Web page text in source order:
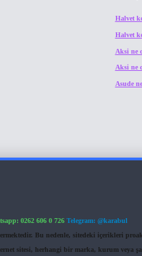
Halvet
Halvet
Aksi ne
Aksi ne
Asude
0262 606 0 726 Telegram: @karabul
Bu nedenle, sitedeki içerikleri
sitesi, herhangi bir marka, kurum veya